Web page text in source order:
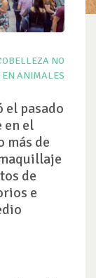
NO
EN ANIMALES
el pasado
en el
más de
de
e